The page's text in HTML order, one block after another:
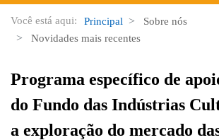
Você está aqui: Principal
Sobre nós
Novidades mais recentes
Programa específico de
do Fundo das Indústrias
a exploração do mercado